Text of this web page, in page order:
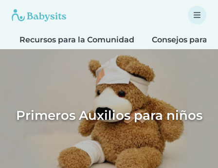
Recursos para la Comunidad Consejos para
Primeros Auxilios para niños